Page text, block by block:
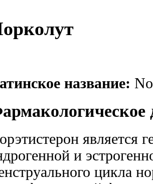
название:
является
и
цикла